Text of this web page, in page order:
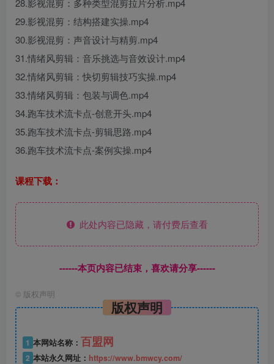
28.影视混剪：多种类型混剪拉片分析.mp4
29.影视混剪：结构搭建实操.mp4
30.影视混剪：声音设计与精剪.mp4
31.情绪风剪辑：音乐挑选与音效设计.mp4
32.情绪风剪辑：快切剪辑技巧实操.mp4
33.情绪风剪辑：包装与调色.mp4
34.跑车技术流卡点-创意开头.mp4
35.跑车技术流卡点-剪辑思路.mp4
36.跑车技术流卡点-案例实操.mp4
课程下载：
此处内容已隐藏，请付费后查看
------本页内容已结束，喜欢请分享------
© 版权声明
版权声明
1 本网站名称： 百盟网
2 本站永久网址： https://www.bmwcy.com/